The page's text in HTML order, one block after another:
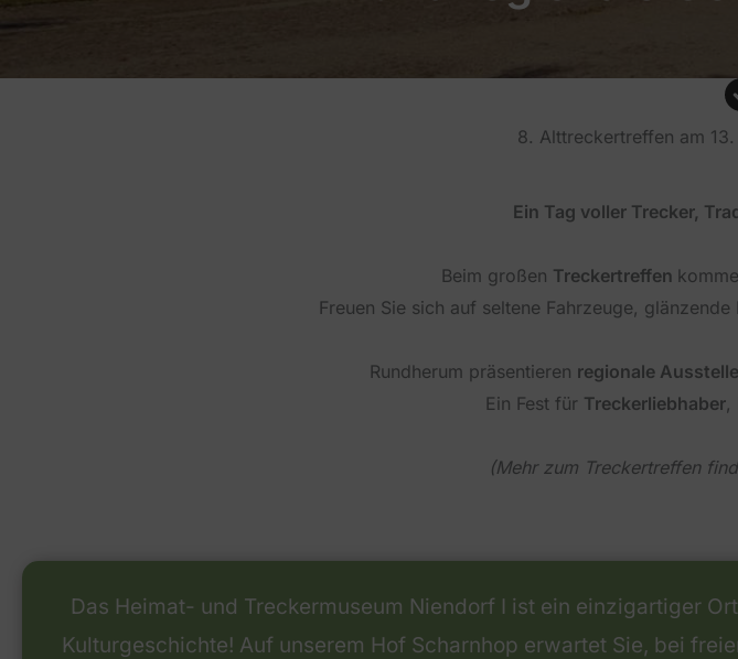
8. Alttreckertreffen am
Ein Tag voller Trecker,
Beim großen Treckertreffen
Freuen Sie sich auf seltene Fahrzeuge,
Rundherum präsentieren regionale
Ein Fest für Treckerliebhaber,
(Mehr zum Treckertreffen
Das Heimat- und Treckermuseum Niendorf I ist ein einzigartiger
Kulturgeschichte! Auf unserem Hof Scharnhop erwartet Sie, bei